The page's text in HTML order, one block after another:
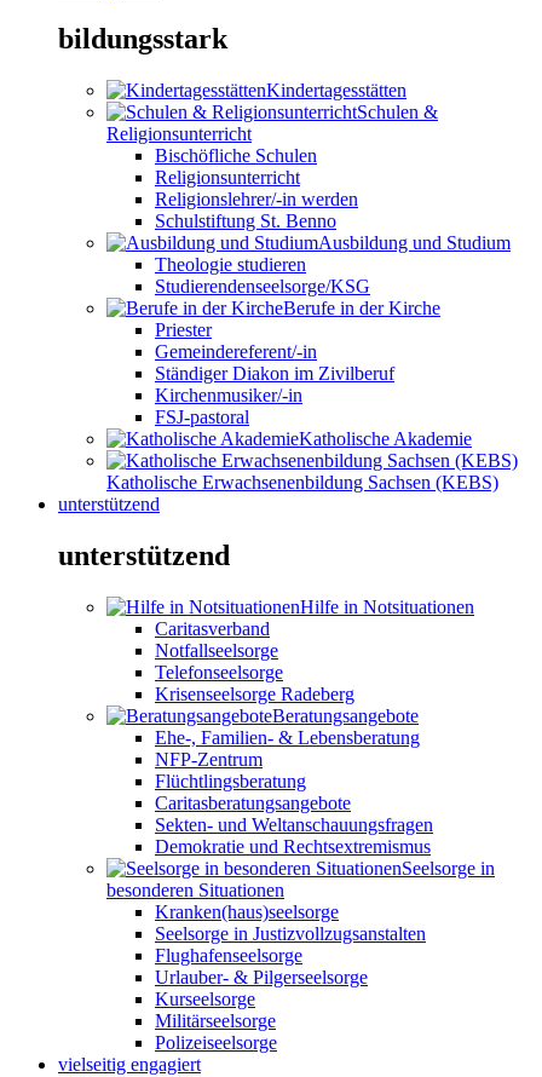
bildungsstark
Kindertagesstätten
Schulen &
Religionsunterricht
Bischöfliche Schulen
Religionsunterricht
Religionslehrer/-in werden
Schulstiftung St. Benno
Ausbildung und Studium
Theologie studieren
Studierendenseelsorge/KSG
Berufe in der Kirche
Priester
Gemeindereferent/-in
Ständiger Diakon im Zivilberuf
Kirchenmusiker/-in
FSJ-pastoral
Katholische Akademie
Katholische Erwachsenenbildung Sachsen (KEBS)
unterstützend
unterstützend
Hilfe in Notsituationen
Caritasverband
Notfallseelsorge
Telefonseelsorge
Krisenseelsorge Radeberg
Beratungsangebote
Ehe-, Familien- & Lebensberatung
NFP-Zentrum
Flüchtlingsberatung
Caritasberatungsangebote
Sekten- und Weltanschauungsfragen
Demokratie und Rechtsextremismus
Seelsorge in
besonderen Situationen
Kranken(haus)seelsorge
Seelsorge in Justizvollzugsanstalten
Flughafenseelsorge
Urlauber- & Pilgerseelsorge
Kurseelsorge
Militärseelsorge
Polizeiseelsorge
vielseitig engagiert